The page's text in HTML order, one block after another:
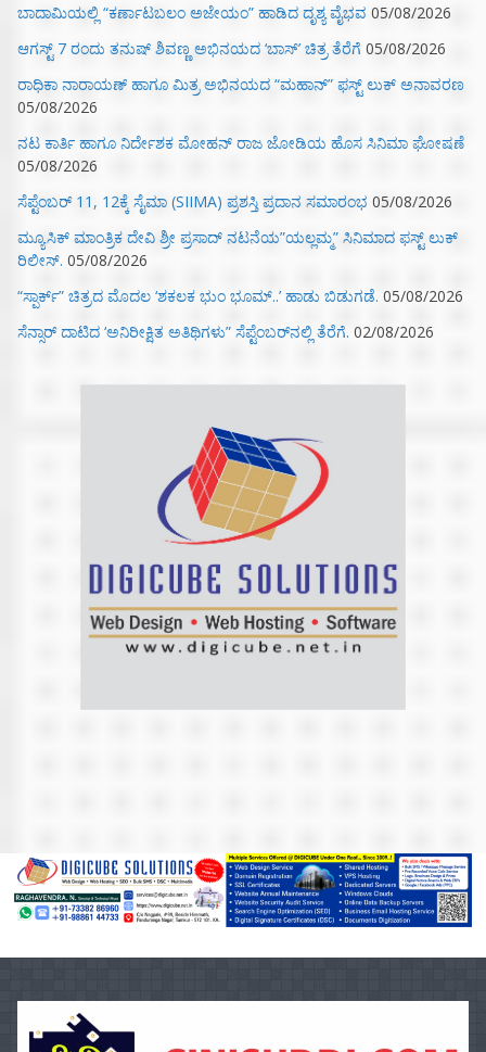
ಬಾದಾಮಿಯಲ್ಲಿ “ಕರ್ಣಾಟಬಲಂ ಅಜೇಯಂ” ಹಾಡಿದ ದೃಶ್ಯ ವೈಭವ 05/08/2026
ಆಗಸ್ಟ್ 7 ರಂದು ತನುಷ್ ಶಿವಣ್ಣ ಅಭಿನಯದ ‘ಬಾಸ್’ ಚಿತ್ರ ತೆರೆಗೆ 05/08/2026
ರಾಧಿಕಾ ನಾರಾಯಣ್ ಹಾಗೂ ಮಿತ್ರ ಅಭಿನಯದ “ಮಹಾನ್” ಫಸ್ಟ್ ಲುಕ್ ಅನಾವರಣ
05/08/2026
ನಟ ಕಾರ್ತಿ ಹಾಗೂ ನಿರ್ದೇಶಕ ಮೋಹನ್ ರಾಜ ಜೋಡಿಯ ಹೊಸ ಸಿನಿಮಾ ಘೋಷಣೆ
05/08/2026
ಸೆಪ್ಟೆಂಬರ್ 11, 12ಕ್ಕೆ ಸೈಮಾ (SIIMA) ಪ್ರಶಸ್ತಿ ಪ್ರದಾನ ಸಮಾರಂಭ 05/08/2026
ಮ್ಯೂಸಿಕ್‌ ಮಾಂತ್ರಿಕ ದೇವಿ ಶ್ರೀ ಪ್ರಸಾದ್ ನಟನೆಯ”ಯಲ್ಲಮ್ಮ” ಸಿನಿಮಾದ ಫಸ್ಟ್‌ ಲುಕ್‌
ರಿಲೀಸ್. 05/08/2026
“ಸ್ಪಾರ್ಕ್” ಚಿತ್ರದ ಮೊದಲ‌ ‘ಶಕಲಕ ಭುಂ‌ ಭೂಮ್..’ ಹಾಡು ಬಿಡುಗಡೆ. 05/08/2026
ಸೆನ್ಸಾರ್ ದಾಟಿದ ‘ಅನಿರೀಕ್ಷಿತ ಅತಿಥಿಗಳು” ಸೆಪ್ಟೆಂಬರ್‌ನಲ್ಲಿ ತೆರೆಗೆ. 02/08/2026